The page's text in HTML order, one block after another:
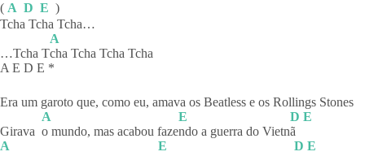
( A D E )
Tcha Tcha Tcha…
…Tcha T
A
cha Tcha Tcha Tcha
A E D E *
Era um garoto que, como eu, amava os Beatless e os Rollings Stones
Girava
A
o mundo, mas acabou faze
E
ndo a guerra do Vietn
D
ã
E
A
E
D E